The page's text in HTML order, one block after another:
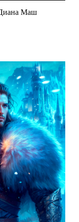
Маш